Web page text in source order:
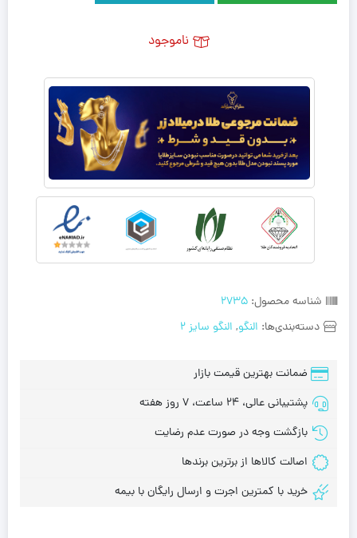
شناسه محصول: 2735
دسته‌بندی‌ها: النگو, النگو سایز 2
ضمانت بهترین قیمت بازار
پشتیبانی عالی، 24 ساعت، 7 روز هفته
بازگشت وجه در صورت عدم رضایت
اصالت کالاها از برترین برندها
خرید با کمترین اجرت و ارسال رایگان با بیمه
ناموجود